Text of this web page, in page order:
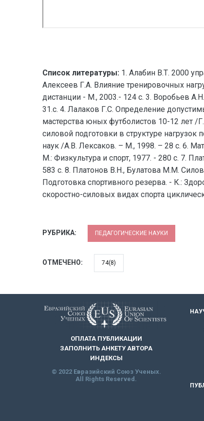
Список литературы: 1. Алабин В.Т. 2000
Алексеев Г.А. Влияние тренировочных
дистанции - М., 2003.- 124 с. 3. Воробьев
31.с. 4. Лалаков Г.С. Определение
мастерства юных футболистов 10-12 лет
силовой подготовки в структуре нагрузок
наук /А.В. Лексаков. – М., 1998. – 28 с. 6.
М.: Физкультура и спорт, 1977. - 280 с. 7.
583 с. 8. Платонов В.Н., Булатова М.М.
Подготовка спортивного резерва. - К.:
скоростно-силовых видах спорта
РУБРИКА: ПЕДАГОГИЧЕСКИЕ НАУКИ
ОТМЕЧЕНО: 74(8)
ОПЛАТА ПУБЛИКАЦИИ
ЗАПОЛНИТЬ АНКЕТУ АВТОРА
ИНДЕКСЫ
© 2022 Евразийский Союз Ученых.
All Rights Reserved.